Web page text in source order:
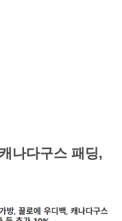
나다구스 패딩,